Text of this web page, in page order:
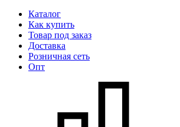
Каталог
Как купить
Товар под заказ
Доставка
Розничная сеть
Опт